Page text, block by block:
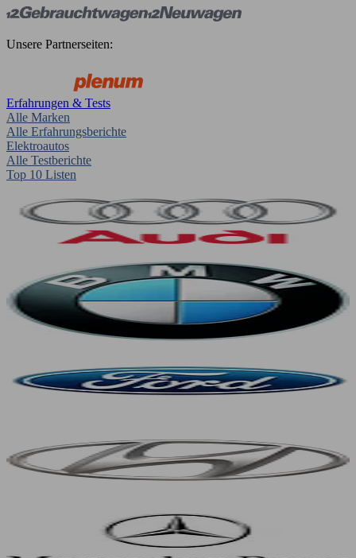
Unsere Partnerseiten:
Erfahrungen & Tests
Alle Marken
Alle Erfahrungsberichte
Elektroautos
Alle Testberichte
Top 10 Listen